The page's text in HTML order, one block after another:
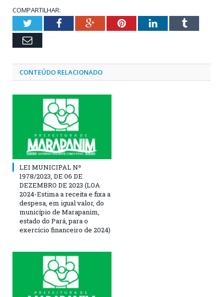
COMPARTILHAR:
TwitterFacebookGoogle+PinterestLinkedInTumblr
Email
CONTEÚDO RELACIONADO
LEI MUNICIPAL Nº
1978/2023, DE 06 DE
DEZEMBRO DE 2023 (LOA
2024-Estima a receita e fixa a
despesa, em igual valor, do
município de Marapanim,
estado do Pará, para o
exercício financeiro de 2024)